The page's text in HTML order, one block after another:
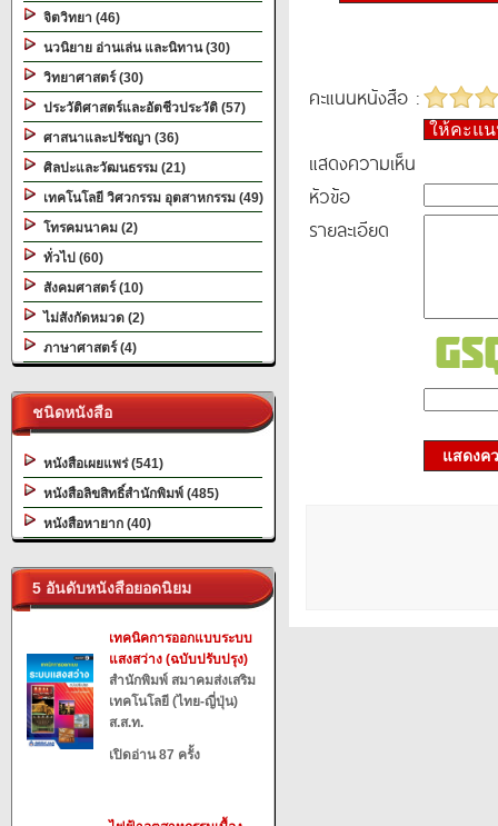
จิตวิทยา (46)
นวนิยาย อ่านเล่น และนิทาน (30)
วิทยาศาสตร์ (30)
ประวัติศาสตร์และอัตชีวประวัติ (57)
ศาสนาและปรัชญา (36)
ศิลปะและวัฒนธรรม (21)
เทคโนโลยี วิศวกรรม อุตสาหกรรม (49)
โทรคมนาคม (2)
ทั่วไป (60)
สังคมศาสตร์ (10)
ไม่สังกัดหมวด (2)
ภาษาศาสตร์ (4)
ชนิดหนังสือ
หนังสือเผยแพร่ (541)
หนังสือลิขสิทธิ์สำนักพิมพ์ (485)
หนังสือหายาก (40)
5 อันดับหนังสือยอดนิยม
เทคนิคการออกแบบระบบ
แสงสว่าง (ฉบับปรับปรุง)
สำนักพิมพ์ สมาคมส่งเสริม
เทคโนโลยี (ไทย-ญี่ปุ่น)
ส.ส.ท.
เปิดอ่าน 87 ครั้ง
คะแนนหนังสือ :
ให้คะแ
แสดงความเห็น
หัวข้อ
รายละเอียด
แสดงค